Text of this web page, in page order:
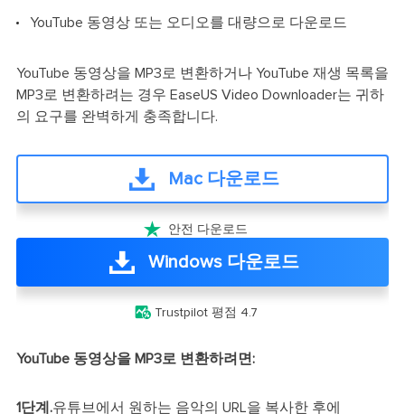
YouTube 동영상 또는 오디오를 대량으로 다운로드
YouTube 동영상을 MP3로 변환하거나 YouTube 재생 목록을
MP3로 변환하려는 경우 EaseUS Video Downloader는 귀하
의 요구를 완벽하게 충족합니다.
Mac 다운로드
 안전 다운로드
Windows 다운로드
 Trustpilot 평점 4.7
YouTube 동영상을 MP3로 변환하려면:
1단계.유튜브에서 원하는 음악의 URL을 복사한 후에